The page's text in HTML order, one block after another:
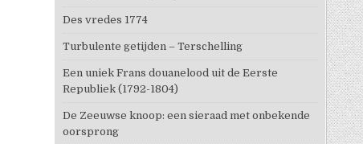
Des vredes 1774
Turbulente getijden – Terschelling
Een uniek Frans douanelood uit de Eerste
Republiek (1792-1804)
De Zeeuwse knoop: een sieraad met onbekende
oorsprong